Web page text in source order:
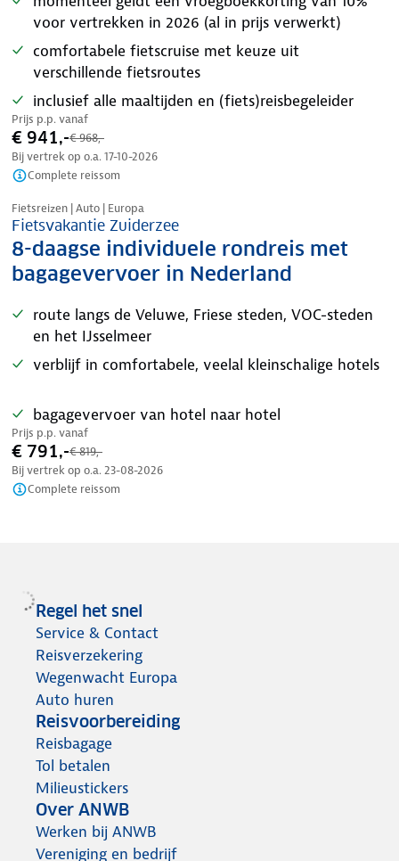
voor vertrekken in 2026 (al in prijs verwerkt)
comfortabele fietscruise met keuze uit
verschillende fietsroutes
inclusief alle maaltijden en (fiets)reisbegeleider
Prijs p.p. vanaf
€ 941,-€ 968,-
Bij vertrek op o.a. 17-10-2026
Complete reissom
Nazomer korting
Fietsreizen | Auto | Europa
Fietsvakantie Zuiderzee
8-daagse individuele rondreis met
bagagevervoer in Nederland
route langs de Veluwe, Friese steden, VOC-steden
en het IJsselmeer
verblijf in comfortabele, veelal kleinschalige hotels
bagagevervoer van hotel naar hotel
Prijs p.p. vanaf
€ 791,-€ 819,-
Bij vertrek op o.a. 23-08-2026
Complete reissom
Regel het snel
Service & Contact
Reisverzekering
Wegenwacht Europa
Auto huren
Reisvoorbereiding
Reisbagage
Tol betalen
Milieustickers
Over ANWB
Werken bij ANWB
Vereniging en bedrijf